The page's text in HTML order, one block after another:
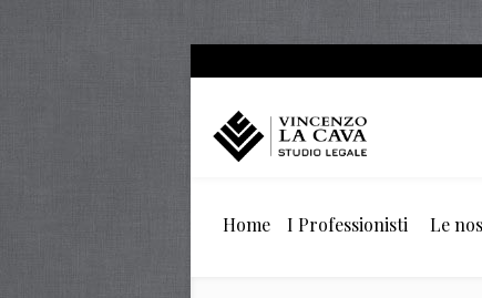
Home I Professionisti Le